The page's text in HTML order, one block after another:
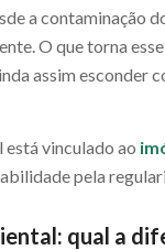
a contaminação
O que torna
assim esconder
vinculado ao
pela
qual a